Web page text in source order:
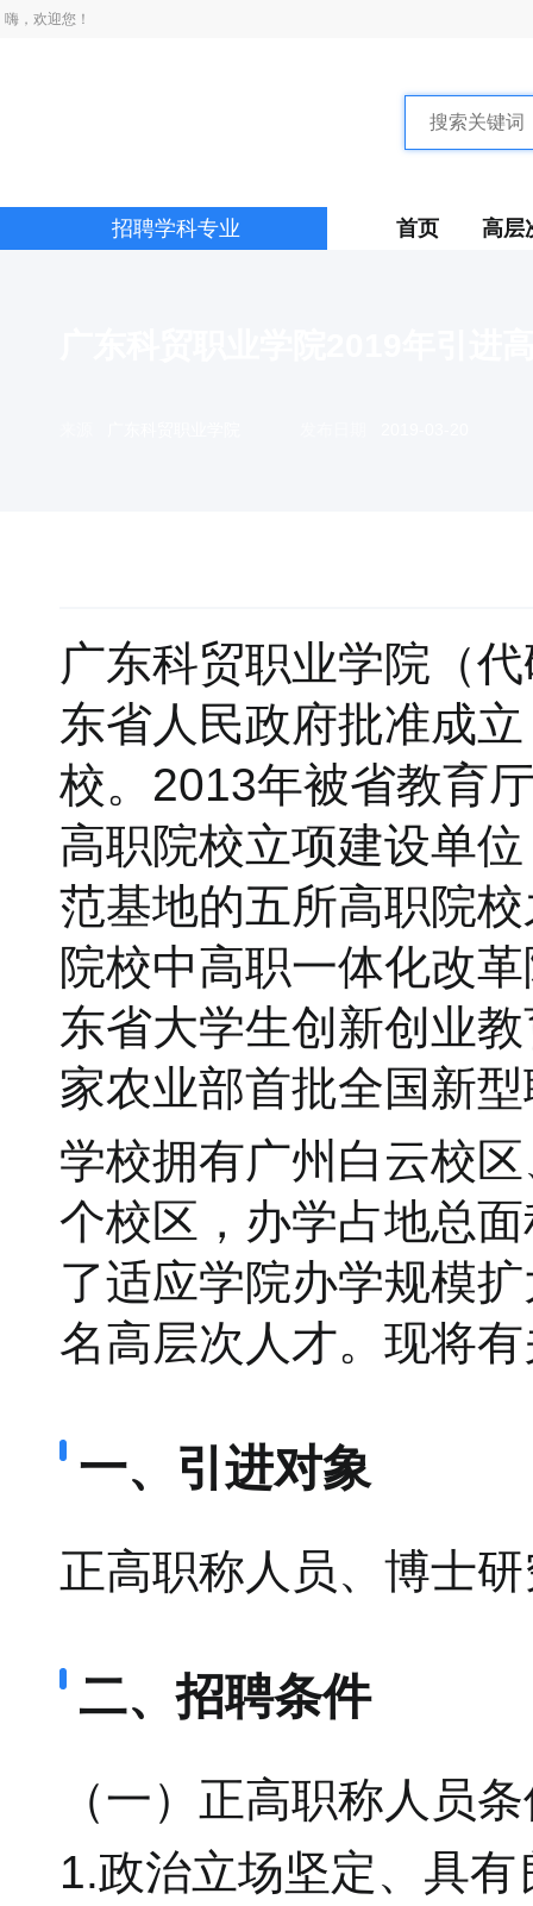
嗨，欢迎您！
招聘学科专业 首页 高层
广东科贸职业学院（
东省人民政府批准成
校。2013年被省教育
高职院校立项建设单
范基地的五所高职院
院校中高职一体化改
东省大学生创新创业
家农业部首批全国新
学校拥有广州白云校
个校区，办学占地总
了适应学院办学规模
名高层次人才。现将
一、引进对象
正高职称人员、博士
二、招聘条件
（一）正高职称人员
1.政治立场坚定、具